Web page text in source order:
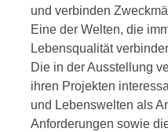
und verbinden
Eine der Welten, die
Lebensqualität
Die in der Ausstellung
ihren Projekten
und Lebenswelten als
Anforderungen sowie